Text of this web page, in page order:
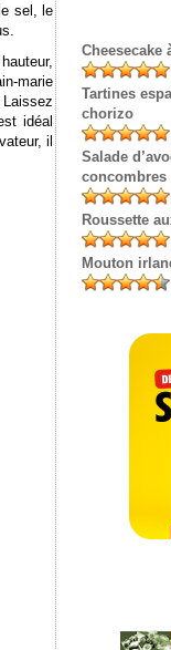
sel, le
marie
idéal
il
Cheesecake
Tartines
chorizo
Salade
concombres
Roussette
Mouton